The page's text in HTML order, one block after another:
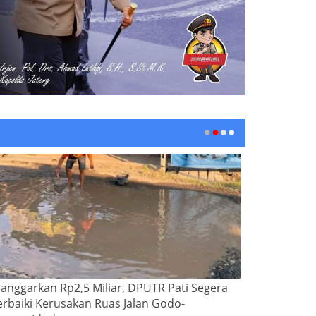
Rp2,5 Miliar, DPUTR Pati Segera
Kerusakan Ruas Jalan Godo-